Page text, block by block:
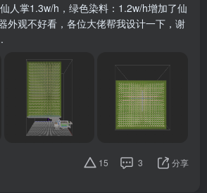
人掌1.3w/h，绿色染料：1.2w/h增加了仙
外观不好看，各位大佬帮我设计一下，谢
15 3 分享